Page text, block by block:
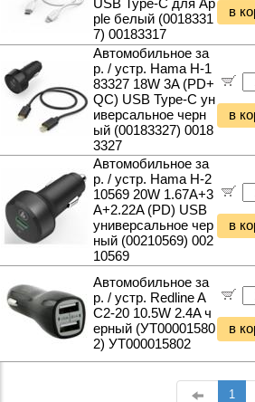
USB Type-C для Ap
ple белый (0018331
7) 00183317
в
Автомобильное за
р. / устр. Hama H-1
83327 18W 3A (PD+
QC) USB Type-C ун
иверсальное черн
ый (00183327) 0018
3327
в
Автомобильное за
р. / устр. Hama H-2
10569 20W 1.67A+3
A+2.22A (PD) USB
универсальное чер
ный (00210569) 002
10569
в
Автомобильное за
р. / устр. Redline A
C2-20 10.5W 2.4A ч
ерный (УТ00001580
2) УТ000015802
в
1